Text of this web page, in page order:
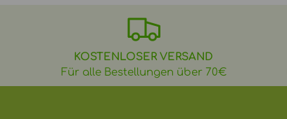
KOSTENLOSER VERSAND
Für alle Bestellungen über 70€